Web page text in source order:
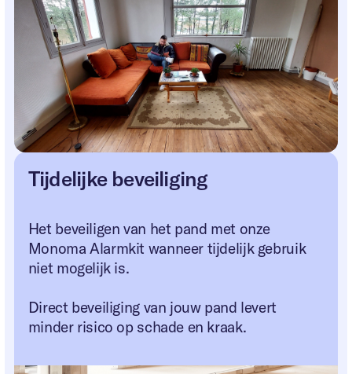
Tijdelijke beveiliging
Het beveiligen van het pand met onze
Monoma Alarmkit wanneer tijdelijk gebruik
niet mogelijk is.
Direct beveiliging van jouw pand levert
minder risico op schade en kraak.